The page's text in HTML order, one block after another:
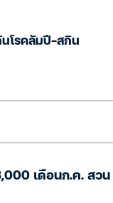
นโรคลัมปี-สกิน
เดือนก.ค. สวน